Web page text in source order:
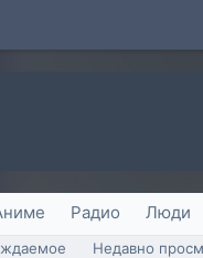
Радио Люди
Недавно